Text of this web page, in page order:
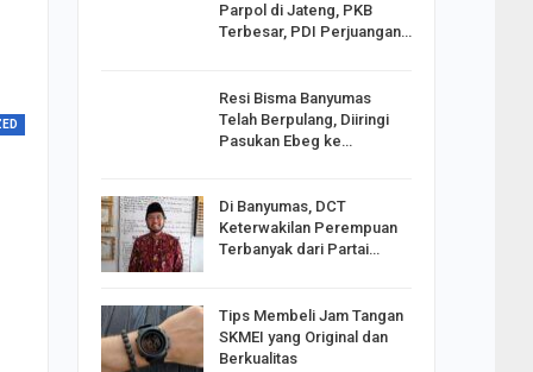
PDIP
Minta
Parpol di Jateng, PKB
Terbesar, PDI Perjuangan…
Resi Bisma Banyumas
Telah Berpulang, Diiringi
Pasukan Ebeg ke…
Di Banyumas, DCT
Keterwakilan Perempuan
Terbanyak dari Partai…
Tips Membeli Jam Tangan
SKMEI yang Original dan
Berkualitas